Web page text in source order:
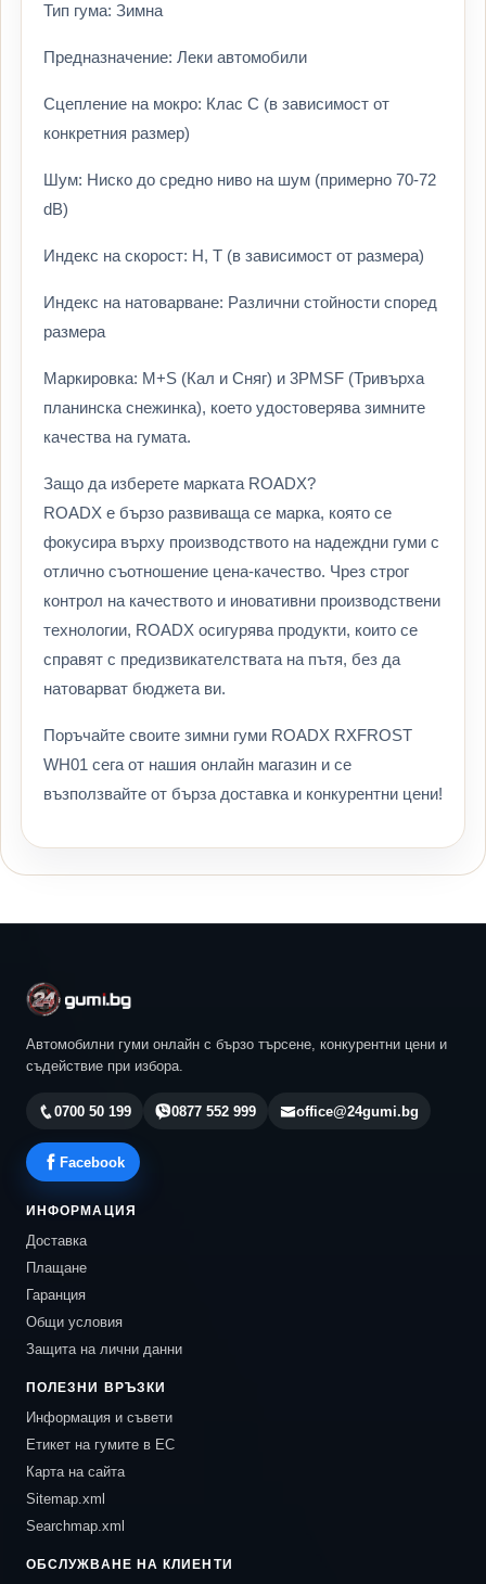
Тип гума: Зимна
Предназначение: Леки автомобили
Сцепление на мокро: Клас C (в зависимост от
конкретния размер)
Шум: Ниско до средно ниво на шум (примерно 70-72
dB)
Индекс на скорост: H, T (в зависимост от размера)
Индекс на натоварване: Различни стойности според
размера
Маркировка: M+S (Кал и Сняг) и 3PMSF (Тривърха
планинска снежинка), което удостоверява зимните
качества на гумата.
Защо да изберете марката ROADX?
ROADX е бързо развиваща се марка, която се
фокусира върху производството на надеждни гуми с
отлично съотношение цена-качество. Чрез строг
контрол на качеството и иновативни производствени
технологии, ROADX осигурява продукти, които се
справят с предизвикателствата на пътя, без да
натоварват бюджета ви.
Поръчайте своите зимни гуми ROADX RXFROST
WH01 сега от нашия онлайн магазин и се
възползвайте от бърза доставка и конкурентни цени!
Автомобилни гуми онлайн с бързо търсене, конкурентни цени и
съдействие при избора.
0700 50 199 0877 552 999 office@24gumi.bg
Facebook
ИНФОРМАЦИЯ
Доставка
Плащане
Гаранция
Общи условия
Защита на лични данни
ПОЛЕЗНИ ВРЪЗКИ
Информация и съвети
Етикет на гумите в ЕС
Карта на сайта
Sitemap.xml
Searchmap.xml
ОБСЛУЖВАНЕ НА КЛИЕНТИ